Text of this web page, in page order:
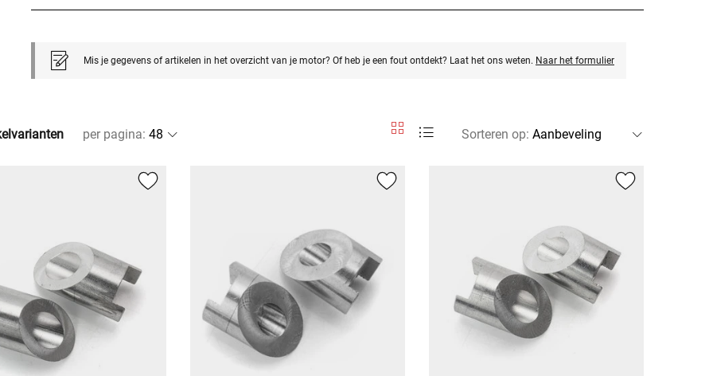
Mis je gegevens of artikelen in het overzicht van je motor? Of heb je een fout ontdekt? Laat het ons weten. Naar het formulier
per pagina: Sorteren op: